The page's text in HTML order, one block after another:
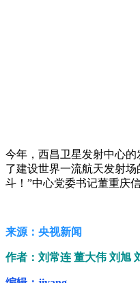
今年，西昌卫星发射中心
了建设世界一流航天发射
斗！”中心党委书记董重庆信
来源：央视新闻
作者：刘常连 董大伟 刘旭